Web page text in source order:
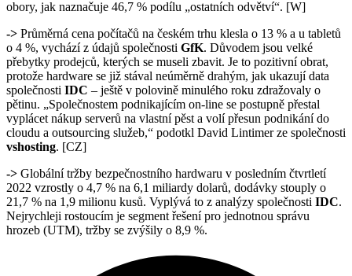
obory, jak naznačuje 46,7 % podílu „ostatních odvětví“. [W]
-> Průměrná cena počítačů na českém trhu klesla o 13 % a u tabletů
o 4 %, vychází z údajů společnosti GfK. Důvodem jsou velké
přebytky prodejců, kterých se museli zbavit. Je to pozitivní obrat,
protože hardware se již stával neúměrně drahým, jak ukazují data
společnosti IDC – ještě v polovině minulého roku zdražovaly o
pětinu. „Společnostem podnikajícím on-line se postupně přestal
vyplácet nákup serverů na vlastní pěst a volí přesun podnikání do
cloudu a outsourcing služeb,“ podotkl David Lintimer ze společnosti
vshosting. [CZ]
-> Globální tržby bezpečnostního hardwaru v posledním čtvrtletí
2022 vzrostly o 4,7 % na 6,1 miliardy dolarů, dodávky stouply o
21,7 % na 1,9 milionu kusů. Vyplývá to z analýzy společnosti IDC.
Nejrychleji rostoucím je segment řešení pro jednotnou správu
hrozeb (UTM), tržby se zvýšily o 8,9 %.